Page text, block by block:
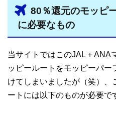
80％還元のモッピ
に必要なもの
当サイトではこのJAL＋ANA
ッピールートをモッピーパ
けてしまいましたが（笑）
ートには以下のものが必要で